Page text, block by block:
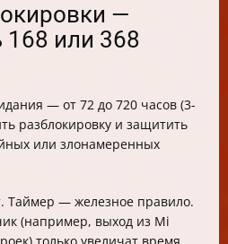
—
или 368
— от 72 до 720 часов (3-
разблокировку и защитить
или злонамеренных
Таймер — железное правило.
(например, выход из Mi